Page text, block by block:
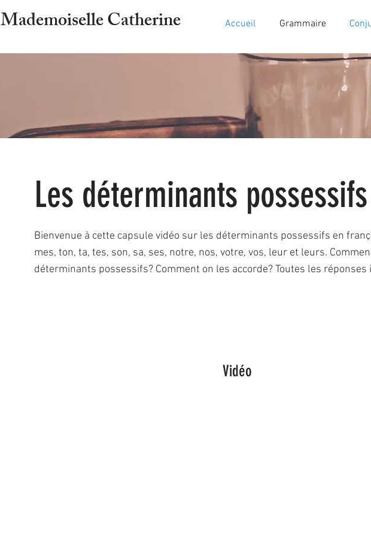
Mademoiselle Catherine Accueil Grammaire
Les déterminants possessifs
Bienvenue à cette capsule vidéo sur les déterminants possessifs en
mes, ton, ta, tes, son, sa, ses, notre, nos, votre, vos, leur et leurs.
déterminants possessifs? Comment on les accorde? Toutes les réponses
Vidéo